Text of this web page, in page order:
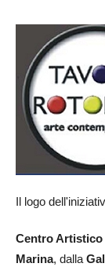
Il logo
Centro
Marina, dalla